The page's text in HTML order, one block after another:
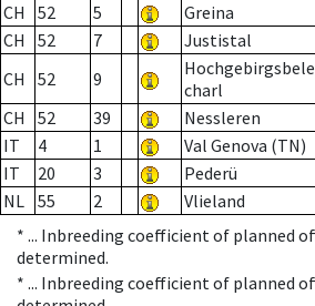
CH
52 5 Greina
CH
52 7 Justistal
CH
52 9
charl
CH
52 39 Nessleren
IT
4 1 Val Genova (TN)
IT
20 3 Pederü
NL 55 2 Vlieland
* ... Inbreeding coefficient of planned
determined.
* ... Inbreeding coefficient of planned